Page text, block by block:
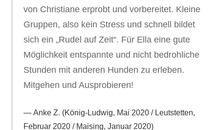
von Christiane erprobt und vorbereitet. Kleine
Gruppen, also kein Stress und schnell bildet
sich ein „Rudel auf Zeit“. Für Ella eine gute
Möglichkeit entspannte und nicht bedrohliche
Stunden mit anderen Hunden zu erleben.
Mitgehen und Ausprobieren!
Anke Z. (König-Ludwig, Mai 2020 / Leutstetten,
Februar 2020 / Maising, Januar 2020)